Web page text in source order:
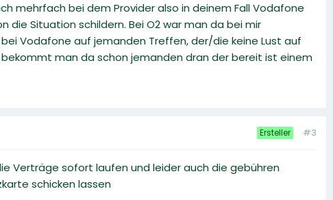
mehrfach bei dem Provider also in deinem Fall Vodafone
Situation schildern. Bei O2 war man da bei mir
Vodafone auf jemanden Treffen, der/die keine Lust auf
man da schon jemanden dran der bereit ist einem
Ersteller #3
Verträge sofort laufen und leider auch die gebühren
schicken lassen